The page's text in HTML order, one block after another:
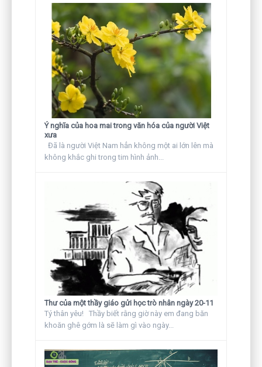
Ý nghĩa của hoa mai trong văn hóa của người Việt
xưa
Đã là người Việt Nam hẳn không một ai lớn lên mà
không khắc ghi trong tim hình ảnh...
Thư của một thầy giáo gửi học trò nhân ngày 20-11
Tý thân yêu! Thầy biết rằng giờ này em đang băn
khoăn ghê gớm là sẽ làm gì vào ngày...